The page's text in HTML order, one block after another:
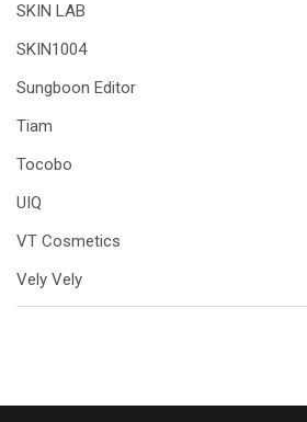
SKIN LAB
SKIN1004
Sungboon Editor
Tiam
Tocobo
UIQ
VT Cosmetics
Vely Vely